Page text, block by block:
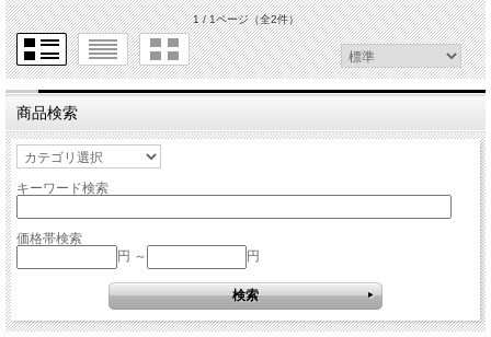
1 / 1ページ（全2件）
商品検索
キーワード検索
価格帯検索
円 ～
円